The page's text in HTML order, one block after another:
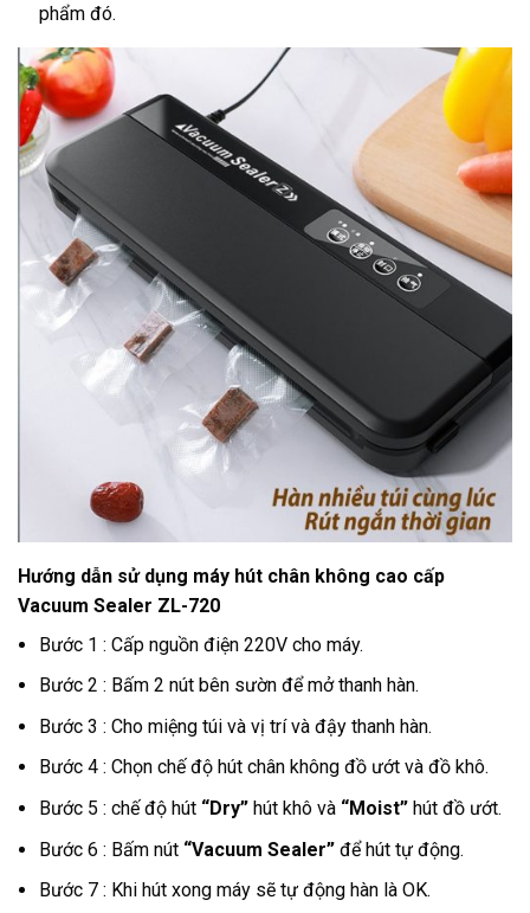
phẩm đó.
Hướng dẫn sử dụng máy hút chân không cao cấp
Vacuum Sealer ZL-720
Bước 1 : Cấp nguồn điện 220V cho máy.
Bước 2 : Bấm 2 nút bên sườn để mở thanh hàn.
Bước 3 : Cho miệng túi và vị trí và đậy thanh hàn.
Bước 4 : Chọn chế độ hút chân không đồ ướt và đồ khô.
Bước 5 : chế độ hút “Dry” hút khô và “Moist” hút đồ ướt.
Bước 6 : Bấm nút “Vacuum Sealer” để hút tự động.
Bước 7 : Khi hút xong máy sẽ tự động hàn là OK.